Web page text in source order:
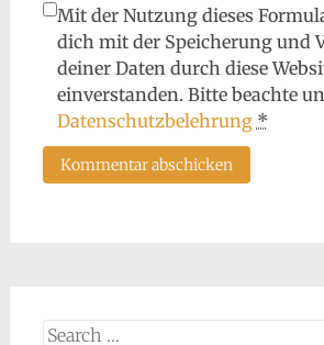
Mit der Nutzung dieses
dich mit der Speicherung und
deiner Daten durch diese
einverstanden. Bitte beachte
Datenschutzbelehrung *
Search